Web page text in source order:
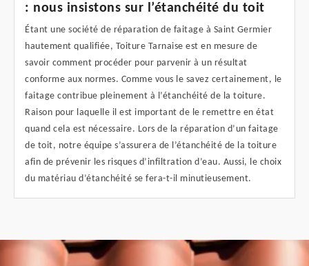
: nous insistons sur l’étanchéité du toit
Étant une société de réparation de faitage à Saint Germier
hautement qualifiée, Toiture Tarnaise est en mesure de
savoir comment procéder pour parvenir à un résultat
conforme aux normes. Comme vous le savez certainement, le
faitage contribue pleinement à l’étanchéité de la toiture.
Raison pour laquelle il est important de le remettre en état
quand cela est nécessaire. Lors de la réparation d’un faitage
de toit, notre équipe s’assurera de l’étanchéité de la toiture
afin de prévenir les risques d’infiltration d’eau. Aussi, le choix
du matériau d’étanchéité se fera-t-il minutieusement.